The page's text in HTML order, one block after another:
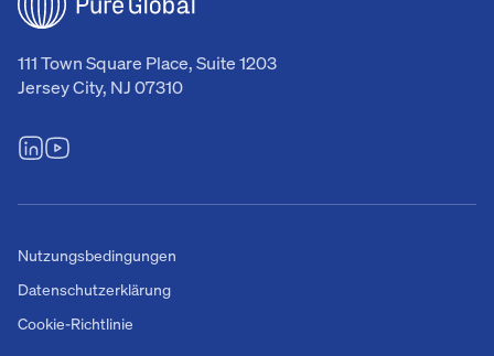
111 Town Square Place, Suite 1203
Jersey City, NJ 07310
Nutzungsbedingungen
Datenschutzerklärung
Cookie-Richtlinie